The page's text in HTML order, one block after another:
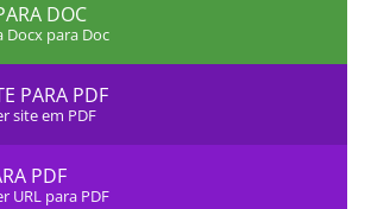
DOC
Docx para Doc
PARA PDF
site em PDF
PDF
URL para PDF